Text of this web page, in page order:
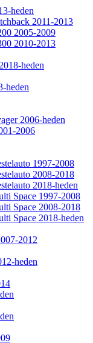
heden
2011-2013
2005-2009
2010-2013
heden
heden
2006-heden
2006
1997-2008
2008-2018
2018-heden
Space 1997-2008
Space 2008-2018
Space 2018-heden
2012
heden